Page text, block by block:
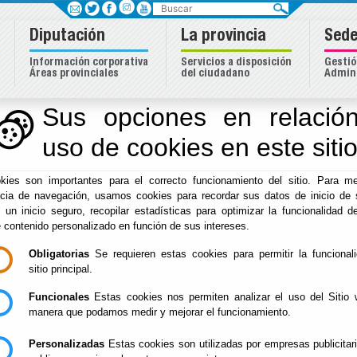
Sus opciones en
uso de cookies en este sitio
son importantes para el correcto funcionamiento del sitio. Para
de navegación, usamos cookies para recordar sus datos de inicio de
un inicio seguro, recopilar estadísticas para optimizar la funcionalidad
contenido personalizado en función de sus intereses.
Obligatorias Se requieren estas cookies para permitir la
sitio principal.
Funcionales Estas cookies nos permiten analizar el uso del Sitio
manera que podamos medir y mejorar el funcionamiento.
Personalizadas Estas cookies son utilizadas por empresas
Almeriense
Inicio - Cultura y Cine - FICAL 2024 - Certamen
FICAL 2024 -
Internacional de
'Almería en Corto'
Buscar
Diputación
Información corporativa
Áreas provinciales
La provincia
Servicios a disposición
del ciudadano